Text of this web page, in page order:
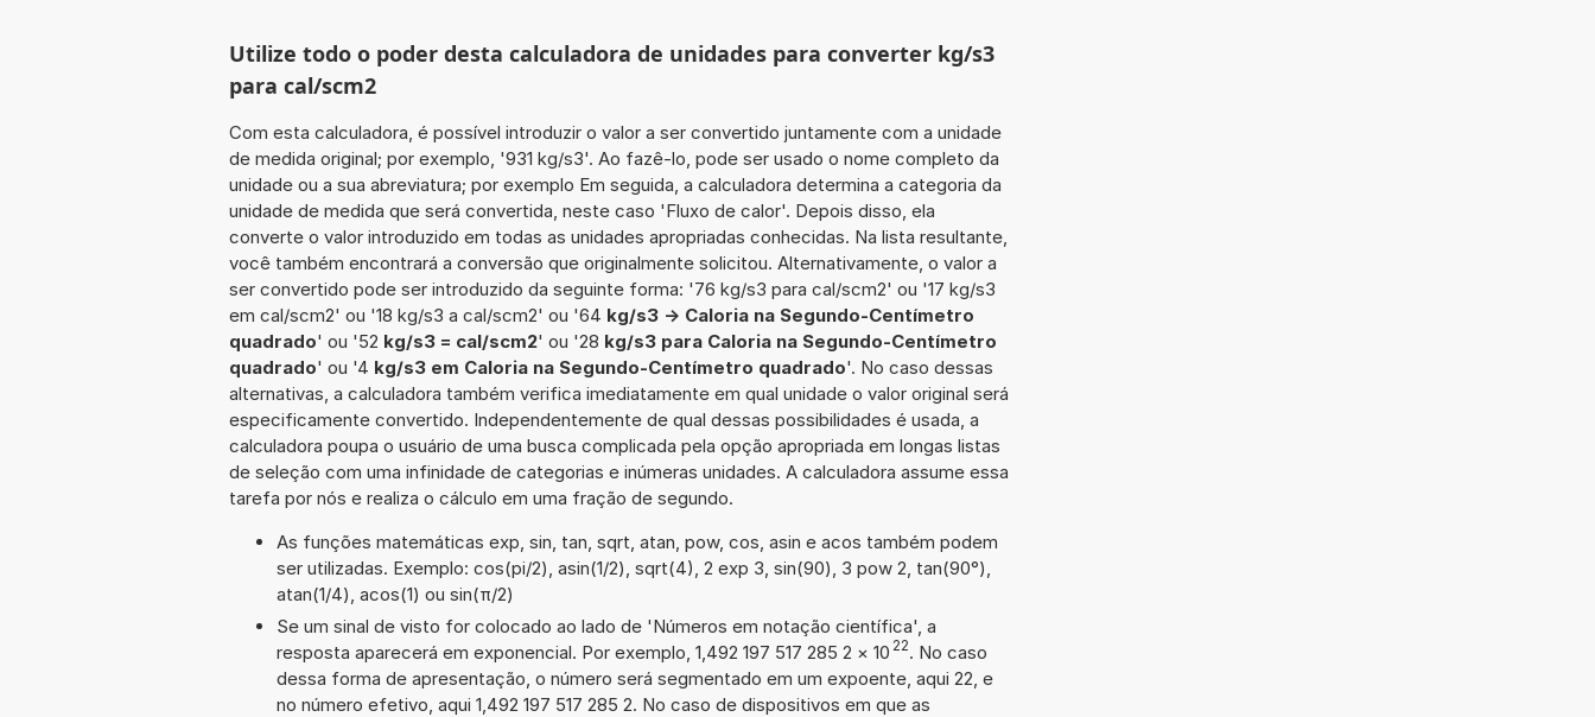
Utilize todo o poder desta calculadora de unidades para converter kg/s3
para cal/scm2
Com esta calculadora, é possível introduzir o valor a ser convertido juntamente com a unidade
de medida original; por exemplo, '931 kg/s3'. Ao fazê-lo, pode ser usado o nome completo da
unidade ou a sua abreviatura; por exemplo Em seguida, a calculadora determina a categoria da
unidade de medida que será convertida, neste caso 'Fluxo de calor'. Depois disso, ela
converte o valor introduzido em todas as unidades apropriadas conhecidas. Na lista resultante,
você também encontrará a conversão que originalmente solicitou. Alternativamente, o valor a
ser convertido pode ser introduzido da seguinte forma: '76 kg/s3 para cal/scm2' ou '17 kg/s3
em cal/scm2' ou '18 kg/s3 a cal/scm2' ou '64 kg/s3 -> Caloria na Segundo-Centímetro
quadrado' ou '52 kg/s3 = cal/scm2' ou '28 kg/s3 para Caloria na Segundo-Centímetro
quadrado' ou '4 kg/s3 em Caloria na Segundo-Centímetro quadrado'. No caso dessas
alternativas, a calculadora também verifica imediatamente em qual unidade o valor original será
especificamente convertido. Independentemente de qual dessas possibilidades é usada, a
calculadora poupa o usuário de uma busca complicada pela opção apropriada em longas listas
de seleção com uma infinidade de categorias e inúmeras unidades. A calculadora assume essa
tarefa por nós e realiza o cálculo em uma fração de segundo.
As funções matemáticas exp, sin, tan, sqrt, atan, pow, cos, asin e acos também podem
ser utilizadas. Exemplo: cos(pi/2), asin(1/2), sqrt(4), 2 exp 3, sin(90), 3 pow 2, tan(90°),
atan(1/4), acos(1) ou sin(π/2)
Se um sinal de visto for colocado ao lado de 'Números em notação científica', a
resposta aparecerá em exponencial. Por exemplo, 1,492 197 517 285 2 × 10 22. No caso
dessa forma de apresentação, o número será segmentado em um expoente, aqui 22, e
no número efetivo, aqui 1,492 197 517 285 2. No caso de dispositivos em que as